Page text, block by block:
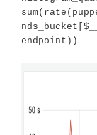
endpoint))